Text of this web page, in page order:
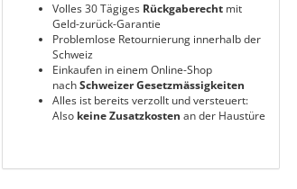
Volles 30 Tägiges Rückgaberecht mit
Geld-zurück-Garantie
Problemlose Retournierung innerhalb der
Schweiz
Einkaufen in einem Online-Shop
nachSchweizer Gesetzmässigkeiten
Alles ist bereits verzollt und versteuert:
Also keine Zusatzkosten an der Haustüre